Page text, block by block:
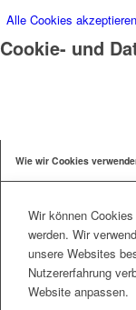
Alle Cookies akzeptieren
Cookie- und
Wie wir Cookies
Wir können
werden. Wir
unsere Websites
Nutzererfahrung
Website anpassen.